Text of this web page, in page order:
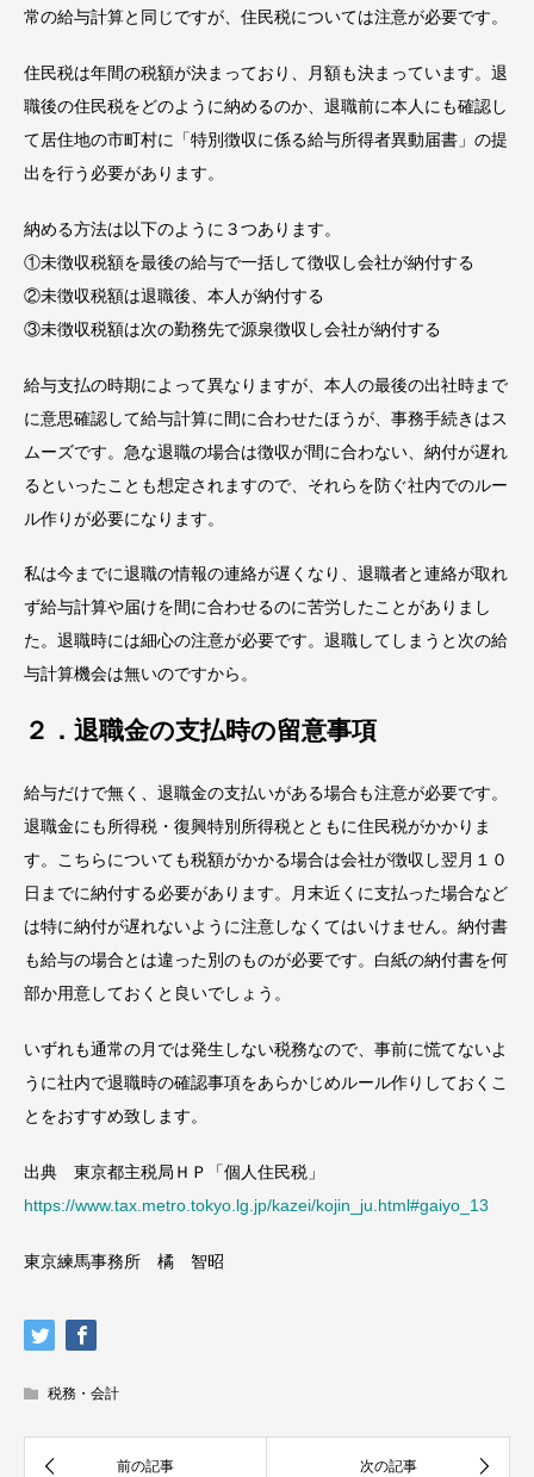
常の給与計算と同じですが、住民税については注意が必要です。
住民税は年間の税額が決まっており、月額も決まっています。退
職後の住民税をどのように納めるのか、退職前に本人にも確認し
て居住地の市町村に「特別徴収に係る給与所得者異動届書」の提
出を行う必要があります。
納める方法は以下のように３つあります。
①未徴収税額を最後の給与で一括して徴収し会社が納付する
②未徴収税額は退職後、本人が納付する
③未徴収税額は次の勤務先で源泉徴収し会社が納付する
給与支払の時期によって異なりますが、本人の最後の出社時まで
に意思確認して給与計算に間に合わせたほうが、事務手続きはス
ムーズです。急な退職の場合は徴収が間に合わない、納付が遅れ
るといったことも想定されますので、それらを防ぐ社内でのルー
ル作りが必要になります。
私は今までに退職の情報の連絡が遅くなり、退職者と連絡が取れ
ず給与計算や届けを間に合わせるのに苦労したことがありまし
た。退職時には細心の注意が必要です。退職してしまうと次の給
与計算機会は無いのですから。
２．退職金の支払時の留意事項
給与だけで無く、退職金の支払いがある場合も注意が必要です。
退職金にも所得税・復興特別所得税とともに住民税がかかりま
す。こちらについても税額がかかる場合は会社が徴収し翌月１０
日までに納付する必要があります。月末近くに支払った場合など
は特に納付が遅れないように注意しなくてはいけません。納付書
も給与の場合とは違った別のものが必要です。白紙の納付書を何
部か用意しておくと良いでしょう。
いずれも通常の月では発生しない税務なので、事前に慌てないよ
うに社内で退職時の確認事項をあらかじめルール作りしておくこ
とをおすすめ致します。
出典 東京都主税局ＨＰ「個人住民税」
https://www.tax.metro.tokyo.lg.jp/kazei/kojin_ju.html#gaiyo_13
東京練馬事務所 橘 智昭
税務・会計